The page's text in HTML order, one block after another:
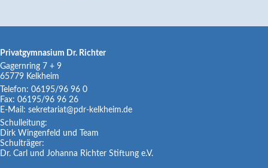
Privatgymnasium Dr. Richter
Gagernring 7 + 9
65779 Kelkheim
Telefon: 06195/96 96 0
Fax: 06195/96 96 26
E-Mail: sekretariat@pdr-kelkheim.de
Schulleitung:
Dirk Wingenfeld und Team
Schulträger:
Dr. Carl und Johanna Richter Stiftung e.V.